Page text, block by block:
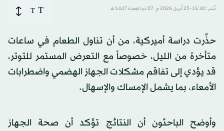
نُشر: 15:40-23 أبريل 2026 م ـ 07 ذو القِعدة 1447 هـ T
T
حذَّرت دراسة أميركية، من أن تناول الطعام في ساعات
متأخرة من الليل، خصوصاً مع التعرض المستمر للتوتر،
قد يؤدي إلى تفاقم مشكلات الجهاز الهضمي واضطرابات
الأمعاء، بما يشمل الإمساك والإسهال.
وأوضح الباحثون أن النتائج تؤكد أن صحة الجهاز